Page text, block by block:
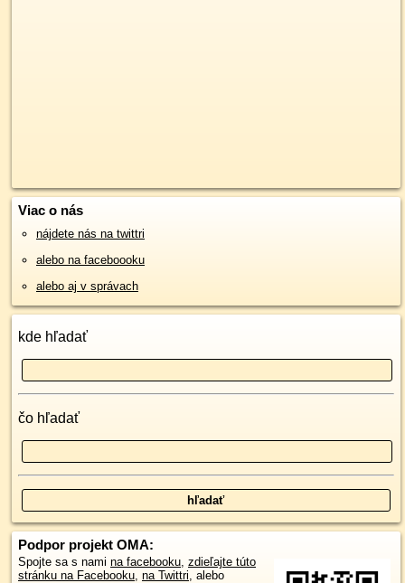
Viac o nás
nájdete nás na twittri
alebo na faceboooku
alebo aj v správach
kde hľadať
čo hľadať
Podpor projekt OMA:
Spojte sa s nami na facebooku, zdieľajte túto
stránku na Facebooku, na Twittri, alebo